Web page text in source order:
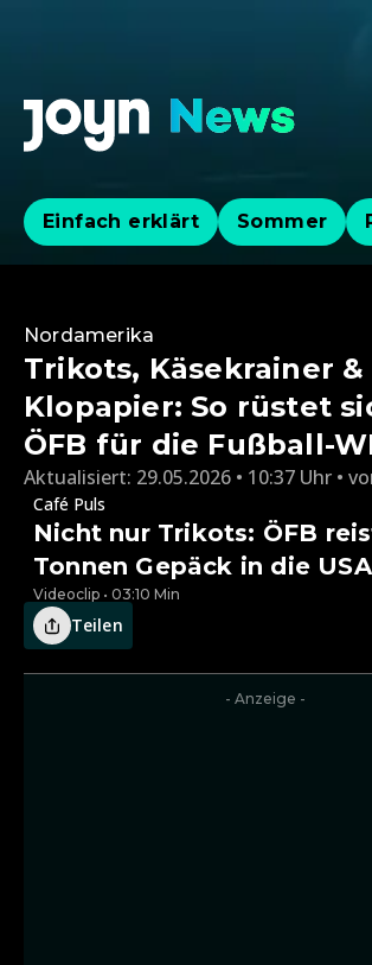
Einfach erklärt Sommer
Nordamerika
Trikots, Käsekrainer
Klopapier: So rüstet
ÖFB für die Fußball-
Aktualisiert: 29.05.2026 • 10:37 Uhr
Café Puls
Nicht nur Trikots: ÖFB
Tonnen Gepäck in die USA
Videoclip • 03:10 Min
Teilen
- Anzeige -